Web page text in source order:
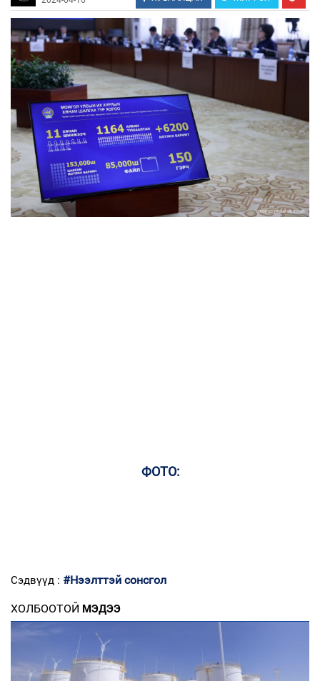
ФОТО:
Сэдвүүд : #Нээлттэй сонсгол
ХОЛБООТОЙ МЭДЭЭ